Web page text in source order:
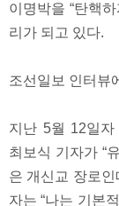
이명박을 “탄핵
리가 되고 있다.
조선일보 인터뷰
지난 5월 12일
최보식 기자가 “
은 개신교 장로인
자는 “나는 기본